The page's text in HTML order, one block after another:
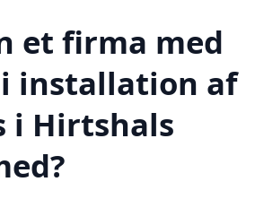
et firma med
installation af
i Hirtshals